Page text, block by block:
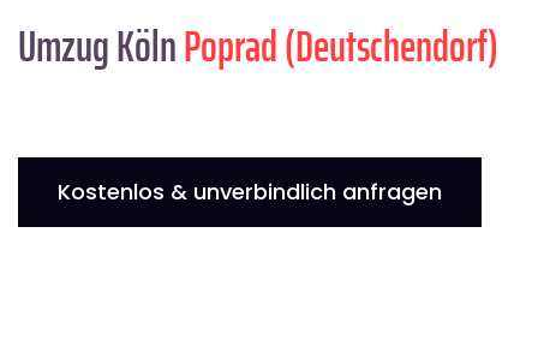
Umzug KölnPoprad (Deutschendorf)
Kostenlos & unverbindlich anfragen